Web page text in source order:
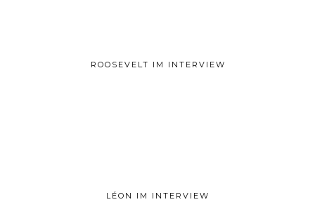
ROOSEVELT IM INTERVIEW
LÉON IM INTERVIEW